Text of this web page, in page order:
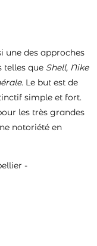
une des approches
telles que Shell, Nike
. Le but est de
simple et fort.
les très grandes
notoriété en